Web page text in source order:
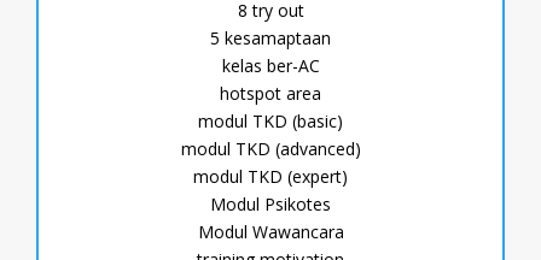
8 try out
5 kesamaptaan
kelas ber-AC
hotspot area
modul TKD (basic)
modul TKD (advanced)
modul TKD (expert)
Modul Psikotes
Modul Wawancara